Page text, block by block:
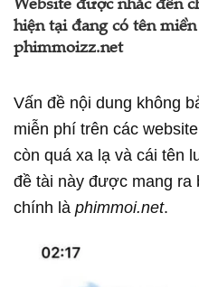
Website được nhắc đến
hiện tại đang có tên
phimmoizz.net
Vấn đề nội dung không
miễn phí trên các
còn quá xa lạ và cái tên
đề tài này được mang ra
chính là phimmoi.net.